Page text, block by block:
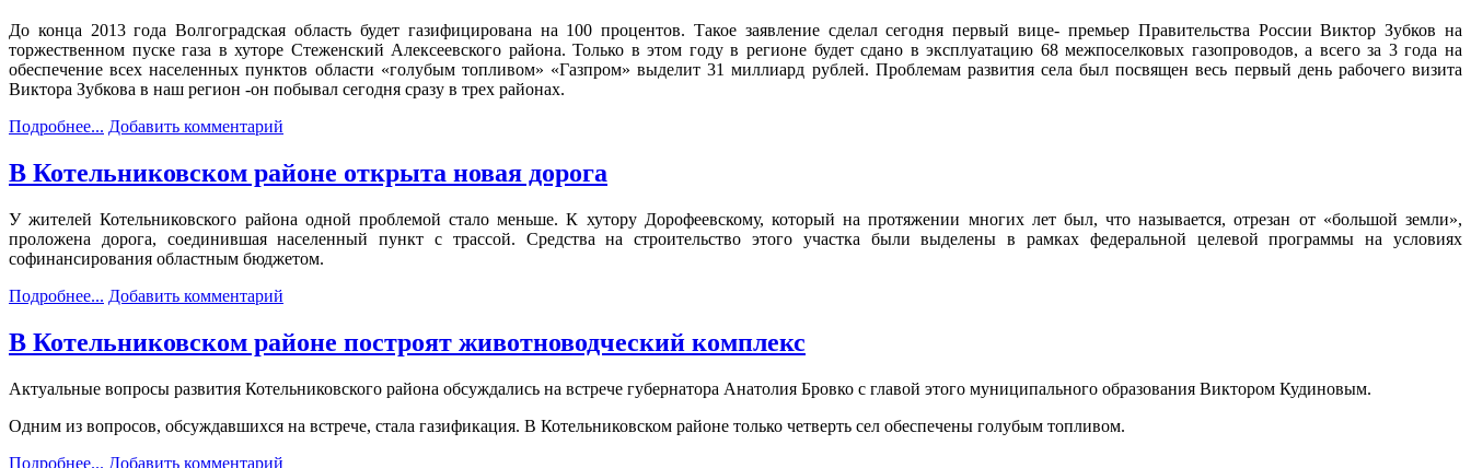
До конца 2013 года Волгоградская область будет газифицирована на 100 процентов. Такое заявление сделал сегодня первый вице- премьер Правительства России Виктор Зубков на
торжественном пуске газа в хуторе Стеженский Алексеевского района. Только в этом году в регионе будет сдано в эксплуатацию 68 межпоселковых газопроводов, а всего за 3 года на
обеспечение всех населенных пунктов области «голубым топливом» «Газпром» выделит 31 миллиард рублей. Проблемам развития села был посвящен весь первый день рабочего визита
Виктора Зубкова в наш регион -он побывал сегодня сразу в трех районах.
Подробнее... Добавить комментарий
В Котельниковском районе открыта новая дорога
У жителей Котельниковского района одной проблемой стало меньше. К хутору Дорофеевскому, который на протяжении многих лет был, что называется, отрезан от «большой земли»,
проложена дорога, соединившая населенный пункт с трассой. Средства на строительство этого участка были выделены в рамках федеральной целевой программы на условиях
софинансирования областным бюджетом.
Подробнее... Добавить комментарий
В Котельниковском районе построят животноводческий комплекс
Актуальные вопросы развития Котельниковского района обсуждались на встрече губернатора Анатолия Бровко с главой этого муниципального образования Виктором Кудиновым.
Одним из вопросов, обсуждавшихся на встрече, стала газификация. В Котельниковском районе только четверть сел обеспечены голубым топливом.
Подробнее... Добавить комментарий